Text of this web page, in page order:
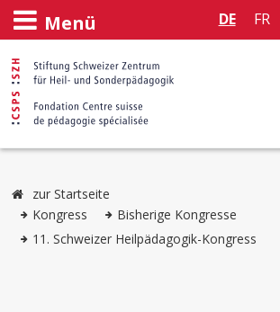
Menü DE FR
zur Startseite
Kongress
Bisherige Kongresse
11. Schweizer Heilpädagogik-Kongress